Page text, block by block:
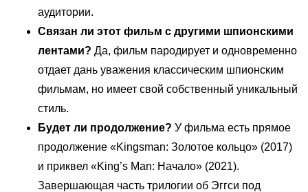
аудитории.
Связан ли этот фильм с другими шпионскими
лентами? Да, фильм пародирует и одновременно
отдает дань уважения классическим шпионским
фильмам, но имеет свой собственный уникальный
стиль.
Будет ли продолжение? У фильма есть прямое
продолжение «Kingsman: Золотое кольцо» (2017)
и приквел «King’s Man: Начало» (2021).
Завершающая часть трилогии об Эггси под